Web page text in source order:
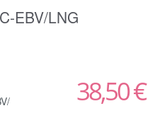
EBV/LNG
38,50 €